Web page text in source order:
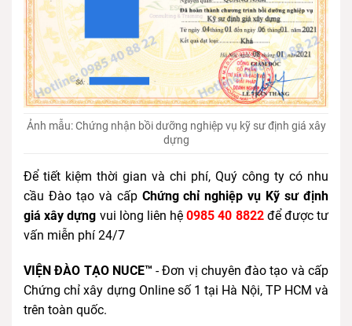
Ảnh mẫu: Chứng nhận bồi dưỡng nghiệp vụ kỹ sư định giá xây
dựng
Để tiết kiệm thời gian và chi phí, Quý công ty có nhu
cầu Đào tạo và cấp Chứng chỉ nghiệp vụ Kỹ sư định
giá xây dựng vui lòng liên hệ 0985 40 8822để được tư
vấn miễn phí 24/7
VIỆN ĐÀO TẠO NUCE™ - Đơn vị chuyên đào tạo và cấp
Chứng chỉ xây dựng Online số 1 tại Hà Nội, TP HCM và
trên toàn quốc.